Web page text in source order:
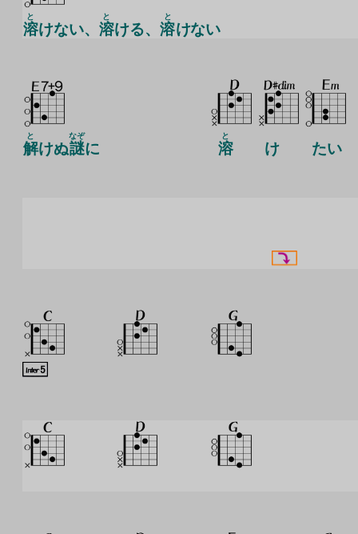
溶
と
けない、 溶
と
ける、 溶
と
けない
解
と
けぬ謎
なぞ
に 溶
と
け たい